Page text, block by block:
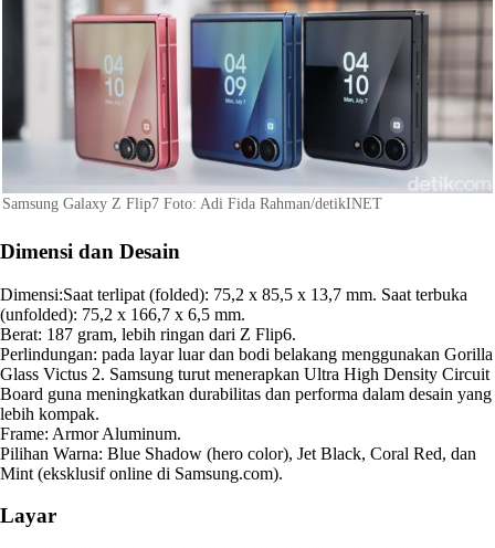
Samsung Galaxy Z Flip7 Foto: Adi Fida Rahman/detikINET
Dimensi dan Desain
Dimensi:Saat terlipat (folded): 75,2 x 85,5 x 13,7 mm. Saat terbuka
(unfolded): 75,2 x 166,7 x 6,5 mm.
Berat: 187 gram, lebih ringan dari Z Flip6.
Perlindungan: pada layar luar dan bodi belakang menggunakan Gorilla
Glass Victus 2. Samsung turut menerapkan Ultra High Density Circuit
Board guna meningkatkan durabilitas dan performa dalam desain yang
lebih kompak.
Frame: Armor Aluminum.
Pilihan Warna: Blue Shadow (hero color), Jet Black, Coral Red, dan
Mint (eksklusif online di Samsung.com).
Layar